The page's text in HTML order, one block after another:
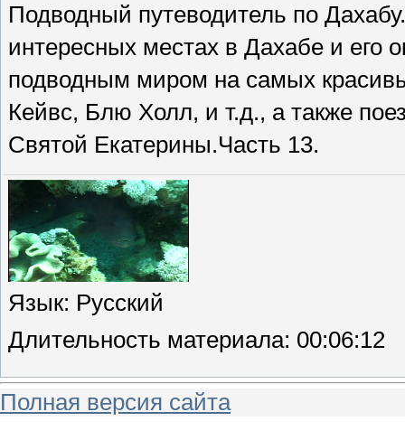
Подводный путеводитель по
интересных местах в Дахабе и его
подводным миром на самых
Кейвс, Блю Холл, и т.д., а также
Святой Екатерины.Часть 13.
Язык: Русский
Длительность материала: 00:06:12
Полная версия сайта